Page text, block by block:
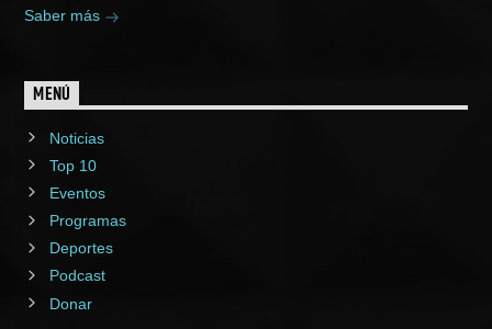
Saber más
MENÚ
Noticias
Top 10
Eventos
Programas
Deportes
Podcast
Donar